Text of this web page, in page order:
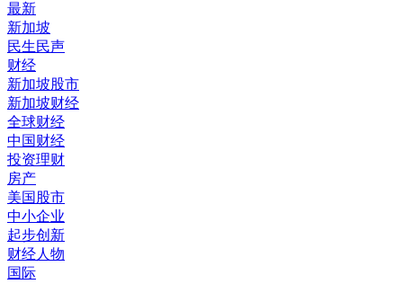
最新
新加坡
民生民声
财经
新加坡股市
新加坡财经
全球财经
中国财经
投资理财
房产
美国股市
中小企业
起步创新
财经人物
国际